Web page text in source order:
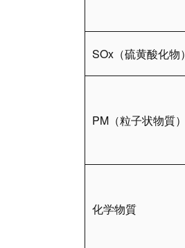
SOx（硫黄酸化物）
PM（粒子状物質）
化学物質